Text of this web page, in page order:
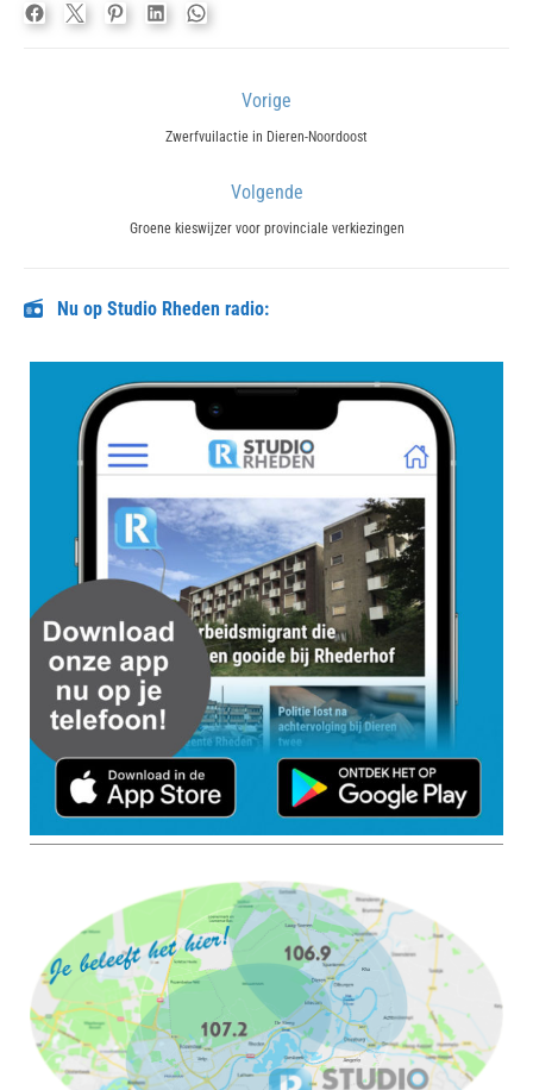
Vorige
Previous
Zwerfvuilactie in Dieren-Noordoost
Volgende
Next
Groene kieswijzer voor provinciale verkiezingen
Nu op Studio Rheden radio: